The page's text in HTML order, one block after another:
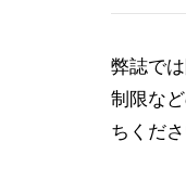
弊誌で
制限な
ちくださ